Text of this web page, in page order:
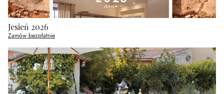
Jesień 2026
Zamów bezpłatnie